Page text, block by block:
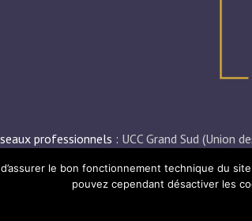
professionnels : UCC Grand Sud (Union
Presse (Départements 30
34 et ),
le bon fonctionnement technique du
pouvez cependant désactiver les